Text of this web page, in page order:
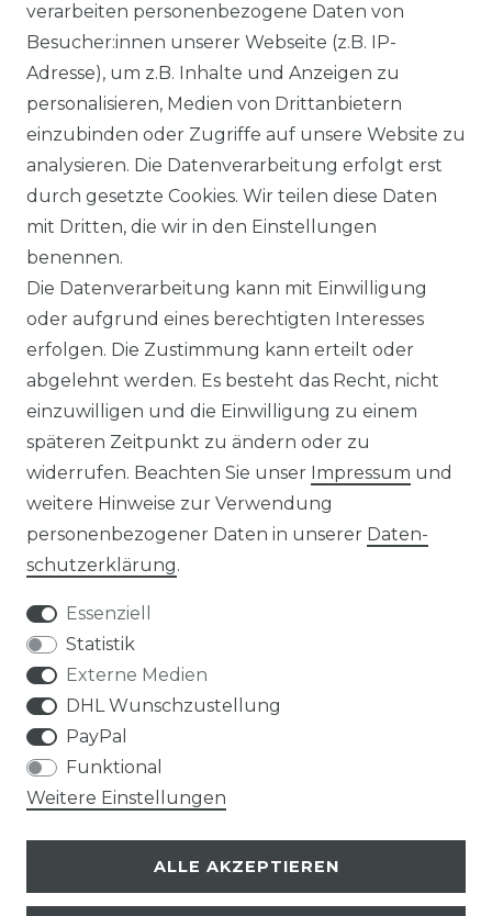
KONTAKT
WIDERRUFSFORMULAR
DATENSCHUTZERKLÄRUNG
NEWSLETTER & KATALOG
MÖBEL AUFBAUANLEITUNGEN
UNTERNEHMEN
ÜBER UNS
PHILOSOPHIE
LIVIPUR MÖBEL
Bei Fragen schnelle und nette Rückmeldung
sabine m., celle
Datum der Veröffentlichung: 12.06.2026
Datum der Kauferfahrung: 04.06.2026
224 Bewertungen
verarbeiten personenbezogene Daten von
Besucher:innen unserer Webseite (z.B. IP-
Adresse), um z.B. Inhalte und Anzeigen zu
personalisieren, Medien von Drittanbietern
einzubinden oder Zugriffe auf unsere Website zu
analysieren. Die Datenverarbeitung erfolgt erst
durch gesetzte Cookies. Wir teilen diese Daten
mit Dritten, die wir in den Einstellungen
benennen.
Die Datenverarbeitung kann mit Einwilligung
oder aufgrund eines berechtigten Interesses
erfolgen. Die Zustimmung kann erteilt oder
abgelehnt werden. Es besteht das Recht, nicht
einzuwilligen und die Einwilligung zu einem
späteren Zeitpunkt zu ändern oder zu
widerrufen. Beachten Sie unser Impressum und
weitere Hinweise zur Verwendung
personenbezogener Daten in unserer Daten­
schutz­erklärung.
Essenziell
Statistik
Externe Medien
DHL Wunschzustellung
PayPal
Funktional
Weitere Einstellungen
ALLE AKZEPTIEREN